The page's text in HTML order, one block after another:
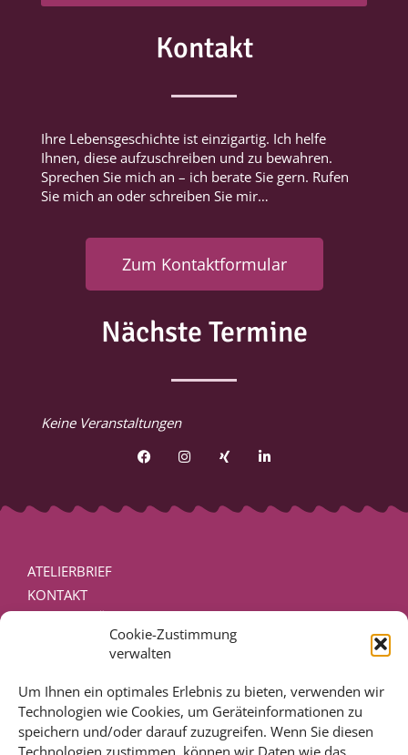
Cookie-Zustimmung
verwalten
Um Ihnen ein optimales Erlebnis zu bieten, verwenden wir
Technologien wie Cookies, um Geräteinformationen zu
speichern und/oder darauf zuzugreifen. Wenn Sie diesen
Technologien zustimmen, können wir Daten wie das
Kontakt
Ihre Lebensgeschichte ist einzigartig. Ich helfe
Ihnen, diese aufzuschreiben und zu bewahren.
Sprechen Sie mich an – ich berate Sie gern. Rufen
Sie mich an oder schreiben Sie mir…
Zum Kontaktformular
Nächste Termine
Keine Veranstaltungen
ATELIERBRIEF
KONTAKT
DISCLAIMER – RECHTLICHE HINWEISE
DATENSCHUTZ
COOKIE-RICHTLINIE (EU)